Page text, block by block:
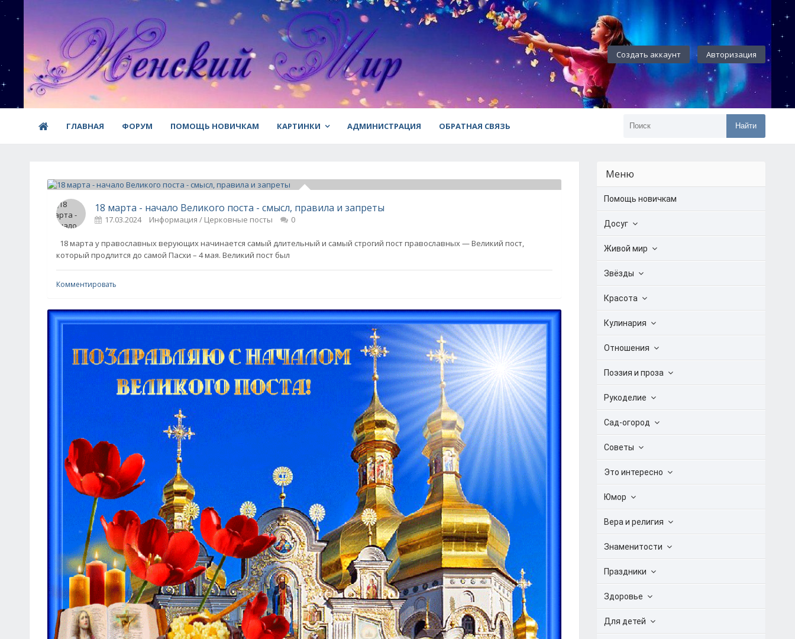
Создать аккаунт Авторизация
ГЛАВНАЯ ФОРУМ ПОМОЩЬ НОВИЧКАМ КАРТИНКИ АДМИНИСТРАЦИЯ ОБРАТНАЯ СВЯЗЬ Найти
18 марта - начало Великого поста - смысл, правила и запреты
17.03.2024 Информация / Церковные посты 0
18 марта у православных верующих начинается самый длительный и самый строгий пост православных — Великий пост,
который продлится до самой Пасхи – 4 мая. Великий пост был
Комментировать
Меню
Помощь новичкам
Досуг
Живой мир
Звёзды
Красота
Кулинария
Отношения
Поэзия и проза
Рукоделие
Сад-огород
Советы
Это интересно
Юмор
Вера и религия
Знаменитости
Праздники
Здоровье
Для детей